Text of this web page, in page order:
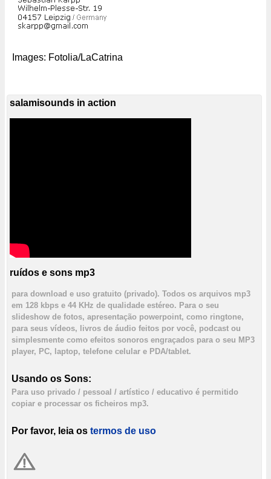
Images: Fotolia/LaCatrina
salamisounds in action
ruídos e sons mp3
para download e uso gratuito (privado). Todos os arquivos mp3
em 128 kbps e 44 KHz de qualidade estéreo. Para o seu
slideshow de fotos, apresentação powerpoint, como ringtone,
para seus vídeos, livros de áudio feitos por você, podcast ou
simplesmente como efeitos sonoros engraçados para o seu MP3
player, PC, laptop, telefone celular e PDA/tablet.
Usando os Sons:
Para uso privado / pessoal / artístico / educativo é permitido
copiar e processar os ficheiros mp3.
Por favor, leia os termos de uso